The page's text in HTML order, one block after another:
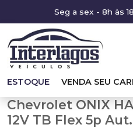
Seg a sex - 8h às
ESTOQUE VENDA SEU
Chevrolet ONIX
12V TB Flex 5p Aut.